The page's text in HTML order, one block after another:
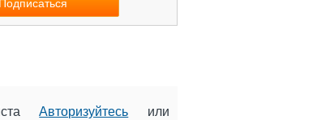
Авторизуйтесь или